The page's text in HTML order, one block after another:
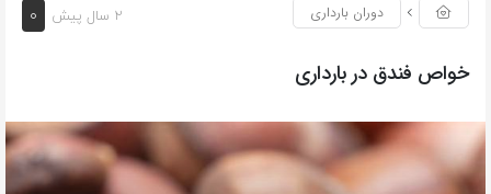
2 سال پیش ۰ دوران بارداری
خواص فندق در بارداری